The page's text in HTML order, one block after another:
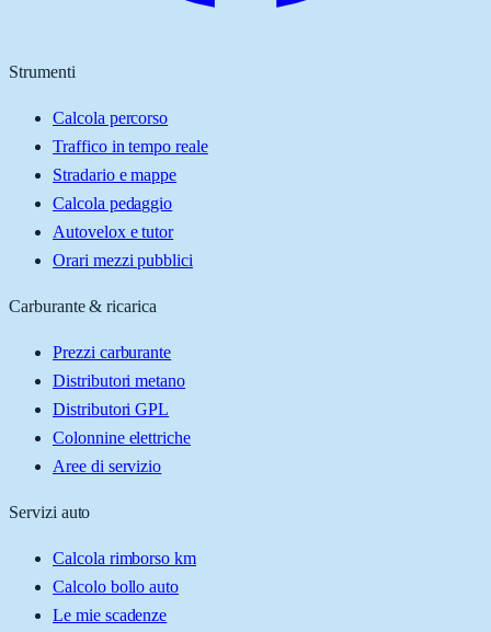
Strumenti
Calcola percorso
Traffico in tempo reale
Stradario e mappe
Calcola pedaggio
Autovelox e tutor
Orari mezzi pubblici
Carburante & ricarica
Prezzi carburante
Distributori metano
Distributori GPL
Colonnine elettriche
Aree di servizio
Servizi auto
Calcola rimborso km
Calcolo bollo auto
Le mie scadenze